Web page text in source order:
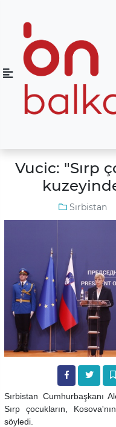
Vucic: "Sırp
Sırbistan
Sırbistan Cumhurbaşkanı
Sırp çocukların,
söyledi.